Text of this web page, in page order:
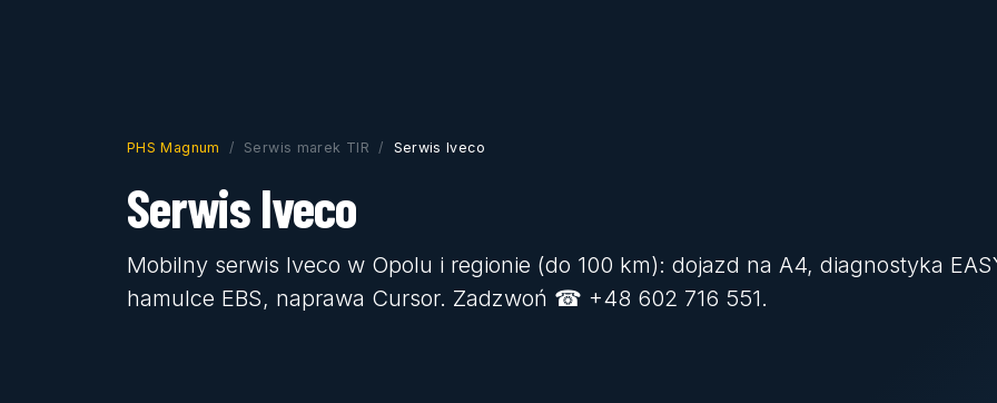
PHS Magnum Serwis marek TIR Serwis Iveco
Serwis Iveco
Mobilny serwis Iveco w Opolu i regionie (do 100 km): dojazd na A4, diagnostyka
hamulce EBS, naprawa Cursor. Zadzwoń ☎ +48 602 716 551.